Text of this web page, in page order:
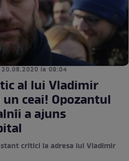
20.08.2020 la 09:04
al lui Vladimir
ceai! Opozantul
a ajuns
critici la adresa lui Vladimir